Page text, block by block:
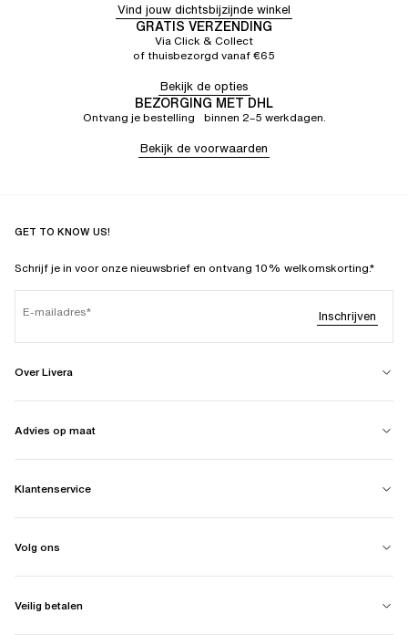
Vind jouw dichtsbijzijnde winkel
GRATIS VERZENDING
Via Click & Collect
of thuisbezorgd vanaf €65
Bekijk de opties
BEZORGING MET DHL
Ontvang je bestelling binnen 2–5 werkdagen.
Bekijk de voorwaarden
GET TO KNOW US!
Schrijf je in voor onze nieuwsbrief en ontvang 10% welkomskorting.*
E-mailadres Inschrijven
Over Livera
Advies op maat
Klantenservice
Volg ons
Veilig betalen